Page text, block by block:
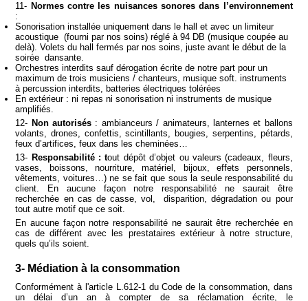
11- Normes contre les nuisances sonores dans l’environnement
:
Sonorisation installée uniquement dans le hall et avec un limiteur
acoustique (fourni par nos soins) réglé à 94 DB (musique coupée au
delà). Volets du hall fermés par nos soins, juste avant le début de la
soirée dansante.
Orchestres interdits sauf dérogation écrite de notre part pour un
maximum de trois musiciens / chanteurs, musique soft. instruments
à percussion interdits, batteries électriques tolérées
En extérieur : ni repas ni sonorisation ni instruments de musique
amplifiés.
12- Non autorisés : ambianceurs / animateurs, lanternes et ballons
volants, drones, confettis, scintillants, bougies, serpentins, pétards,
feux d’artifices, feux dans les cheminées…
13- Responsabilité : tout dépôt d’objet ou valeurs (cadeaux, fleurs,
vases, boissons, nourriture, matériel, bijoux, effets personnels,
vêtements, voitures…) ne se fait que sous la seule responsabilité du
client. En aucune façon notre responsabilité ne saurait être
recherchée en cas de casse, vol, disparition, dégradation ou pour
tout autre motif que ce soit.
En aucune façon notre responsabilité ne saurait être recherchée en
cas de différent avec les prestataires extérieur à notre structure,
quels qu’ils soient.
3- Médiation à la consommation
Conformément à l'article L.612-1 du Code de la consommation, dans
un délai d’un an à compter de sa réclamation écrite, le